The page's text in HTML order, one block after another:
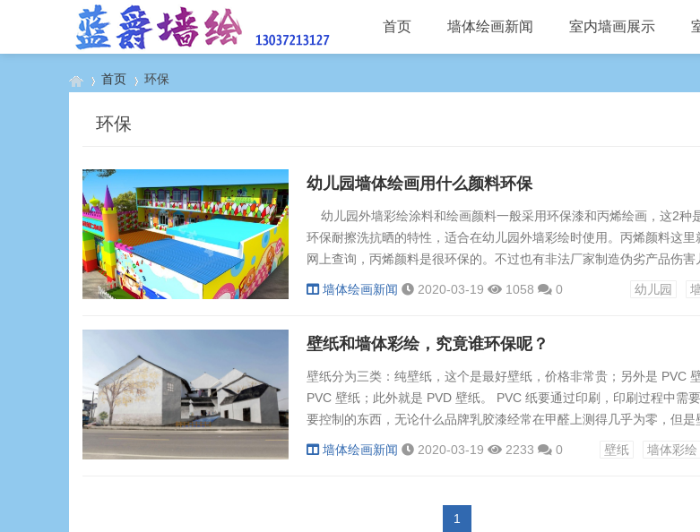
首页 墙体绘画新闻 室内墙画展示
首页 环保
环保
幼儿园墙体绘画用什么颜料环保
幼儿园外墙彩绘涂料和绘画颜料一般采用环保漆和丙烯绘画，这2种
环保耐擦洗抗晒的特性，适合在幼儿园外墙彩绘时使用。丙烯颜料这里
网上查询，丙烯颜料是很环保的。不过也有非法厂家制造伪劣产品伤
要注意厂家出产地、检验合格标志、国家安全环保标志等。如果打算为
墙体绘画新闻 2020-03-19 1058 0 幼儿园
壁纸和墙体彩绘，究竟谁环保呢？
壁纸分为三类：纯壁纸，这个是最好壁纸，价格非常贵；另外是 PVC
PVC 壁纸；此外就是 PVD 壁纸。 PVC 纸要通过印刷，印刷过程中需
要控制的东西，无论什么品牌乳胶漆经常在甲醛上测得几乎为零，但
纸必需要印刷，壁纸的众多花纹是要通过印刷再用涂纹轨才干做成壁纸
墙体绘画新闻 2020-03-19 2233 0 壁纸 墙体彩绘
1